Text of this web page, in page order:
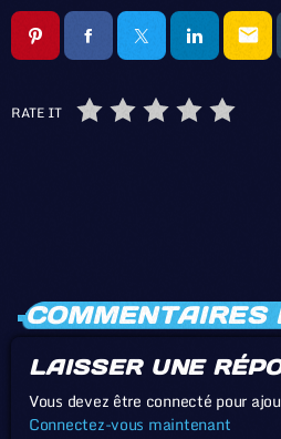
email
RATE IT
COMMENTAIRES
LAISSER UNE
Vous devez être connecté pour
Connectez-vous maintenant